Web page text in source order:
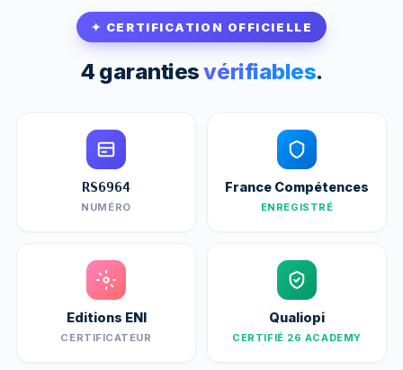
✦ CERTIFICATION OFFICIELLE
4 garantiesvérifiables.
RS6964
NUMÉRO
France Compétences
ENREGISTRÉ
Editions ENI
CERTIFICATEUR
Qualiopi
CERTIFIÉ 26 ACADEMY